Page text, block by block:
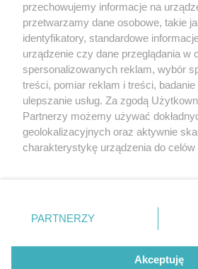
6 / 0
Nie zapomnij
zapoznać się z:
polityką prywatności
Twojemiasto
Piekary Śląskie
Chorzów
Tarnowskie Góry
Gliwice
Kontakt
przechowujemy informacje na
przetwarzamy dane osobowe, takie
identyfikatory, standardowe
urządzenie czy dane przeglądania w
spersonalizowanych reklam, wybór
treści, pomiar reklam i treści,
ulepszanie usług. Za zgodą
Partnerzy możemy używać
geolokalizacyjnych oraz aktywnie
charakterystykę urządzenia do celów
zmienić/wycofać klikając przycisk
znajdujący się w lewym dolnym rogu
rodzaje przetwarzania danych nie
użytkownika, ale masz prawo
PARTNERZY
Akceptuję